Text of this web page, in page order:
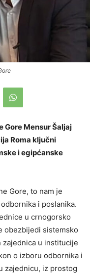
Gore Mensur Šaljaj
Roma ključni
i egipćanske
Gore, to nam je
i poslanika.
u crnogorsko
obezbijedi sistemsko
zajednica u institucije
o izboru odbornika i
zajednicu, iz prostog